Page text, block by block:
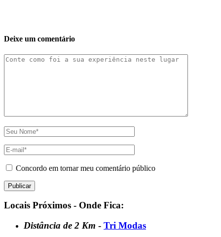
Deixe um comentário
Concordo em tornar meu comentário público
Locais Próximos - Onde Fica:
Distância de 2 Km - Tri Modas